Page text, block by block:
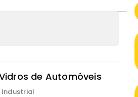
de Automóveis
Industrial